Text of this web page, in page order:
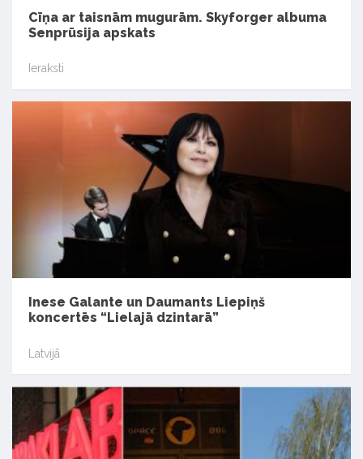
Cīņa ar taisnām mugurām. Skyforger albuma
Senprūsija apskats
Ieraksti
Inese Galante un Daumants Liepiņš
koncertēs “Lielajā dzintarā”
Latvijā